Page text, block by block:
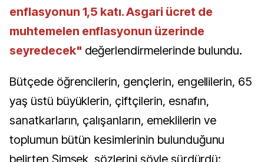
enflasyonun 1,5 katı. Asgari ücret de
muhtemelen enflasyonun üzerinde
seyredecek" değerlendirmelerinde bulundu.
Bütçede öğrencilerin, gençlerin, engellilerin, 65
yaş üstü büyüklerin, çiftçilerin, esnafın,
sanatkarların, çalışanların, emeklilerin ve
toplumun bütün kesimlerinin bulunduğunu
belirten Şimşek, sözlerini şöyle sürdürdü: